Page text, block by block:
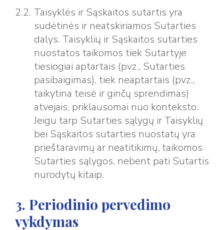
Taisyklės ir Sąskaitos sutartis yra
sudėtinės ir neatskiriamos Sutarties
dalys. Taisyklių ir Sąskaitos sutarties
nuostatos taikomos tiek Sutartyje
tiesiogiai aptartais (pvz., Sutarties
pasibaigimas), tiek neaptartais (pvz.,
taikytina teisė ir ginčų sprendimas)
atvejais, priklausomai nuo konteksto.
Jeigu tarp Sutarties sąlygų ir Taisyklių
bei Sąskaitos sutarties nuostatų yra
prieštaravimų ar neatitikimų, taikomos
Sutarties sąlygos, nebent pati Sutartis
nurodytų kitaip.
3. Periodinio pervedimo
vykdymas